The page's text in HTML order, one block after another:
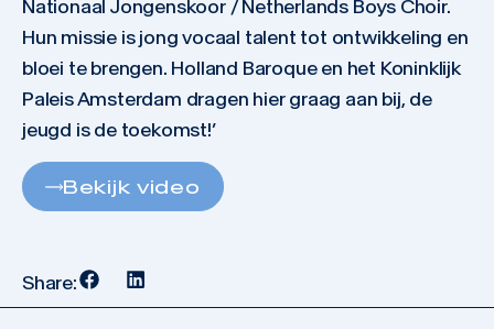
Nationaal Jongenskoor / Netherlands Boys Choir.
Hun missie is jong vocaal talent tot ontwikkeling en
bloei te brengen. Holland Baroque en het Koninklijk
Paleis Amsterdam dragen hier graag aan bij, de
jeugd is de toekomst!’
Bekijk video
Share: